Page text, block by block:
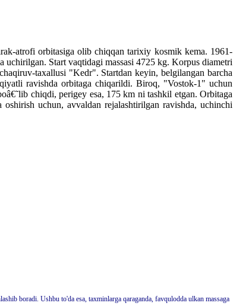
atrofi orbitasiga olib chiqqan tarixiy kosmik kema. 1961-
Start vaqtidagi massasi 4725 kg. Korpus diametri
taxallusi "Kedr". Startdan keyin, belgilangan barcha
ravishda orbitaga chiqarildi. Biroq, "Vostok-1" uchun
chiqdi, perigey esa, 175 km ni tashkil etgan. Orbitaga
uchun, avvaldan rejalashtirilgan ravishda, uchinchi
boradi. Ushbu to'da esa, taxminlarga qaraganda, favqulodda ulkan massaga